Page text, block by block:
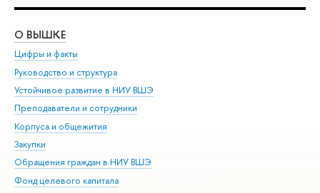
О ВЫШКЕ
Цифры и факты
Руководство и структура
Устойчивое развитие в НИУ ВШЭ
Преподаватели и сотрудники
Корпуса и общежития
Закупки
Обращения граждан в НИУ ВШЭ
Фонд целевого капитала